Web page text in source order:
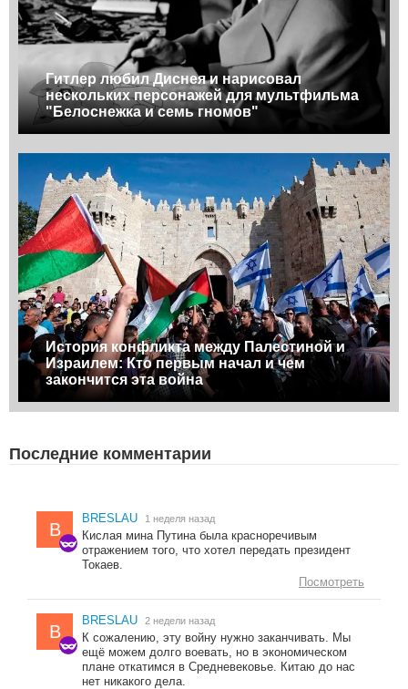
Гитлер любил Диснея и нарисовал
нескольких персонажей для мультфильма
"Белоснежка и семь гномов"
История конфликта между Палестиной и
Израилем: Кто первым начал и чем
закончится эта война
Последние комментарии
B
BRESLAU 1 неделя назад
Кислая мина Путина была красноречивым
отражением того, что хотел передать президент
Токаев.
Посмотреть
B
BRESLAU 2 недели назад
К сожалению, эту войну нужно заканчивать. Мы
ещё можем долго воевать, но в экономическом
плане откатимся в Средневековье. Китаю до нас
нет никакого дела.